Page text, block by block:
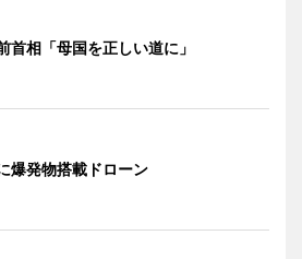
首相「母国を正しい道に」
爆発物搭載ドローン